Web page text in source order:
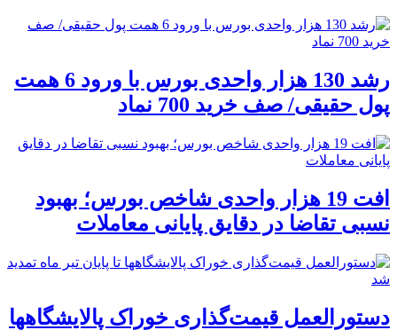
رشد 130 هزار واحدی بورس با ورود 6 همت
پول حقیقی/ صف خرید 700 نماد
افت 19 هزار واحدی شاخص بورس؛ بهبود
نسبی تقاضا در دقایق پایانی معاملات
دستورالعمل قیمت‌گذاری خوراک پالایشگاهها